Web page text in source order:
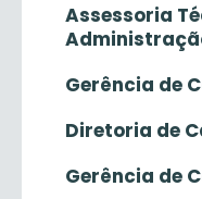
Assessoria
Gerência de
Diretoria de
Gerência de